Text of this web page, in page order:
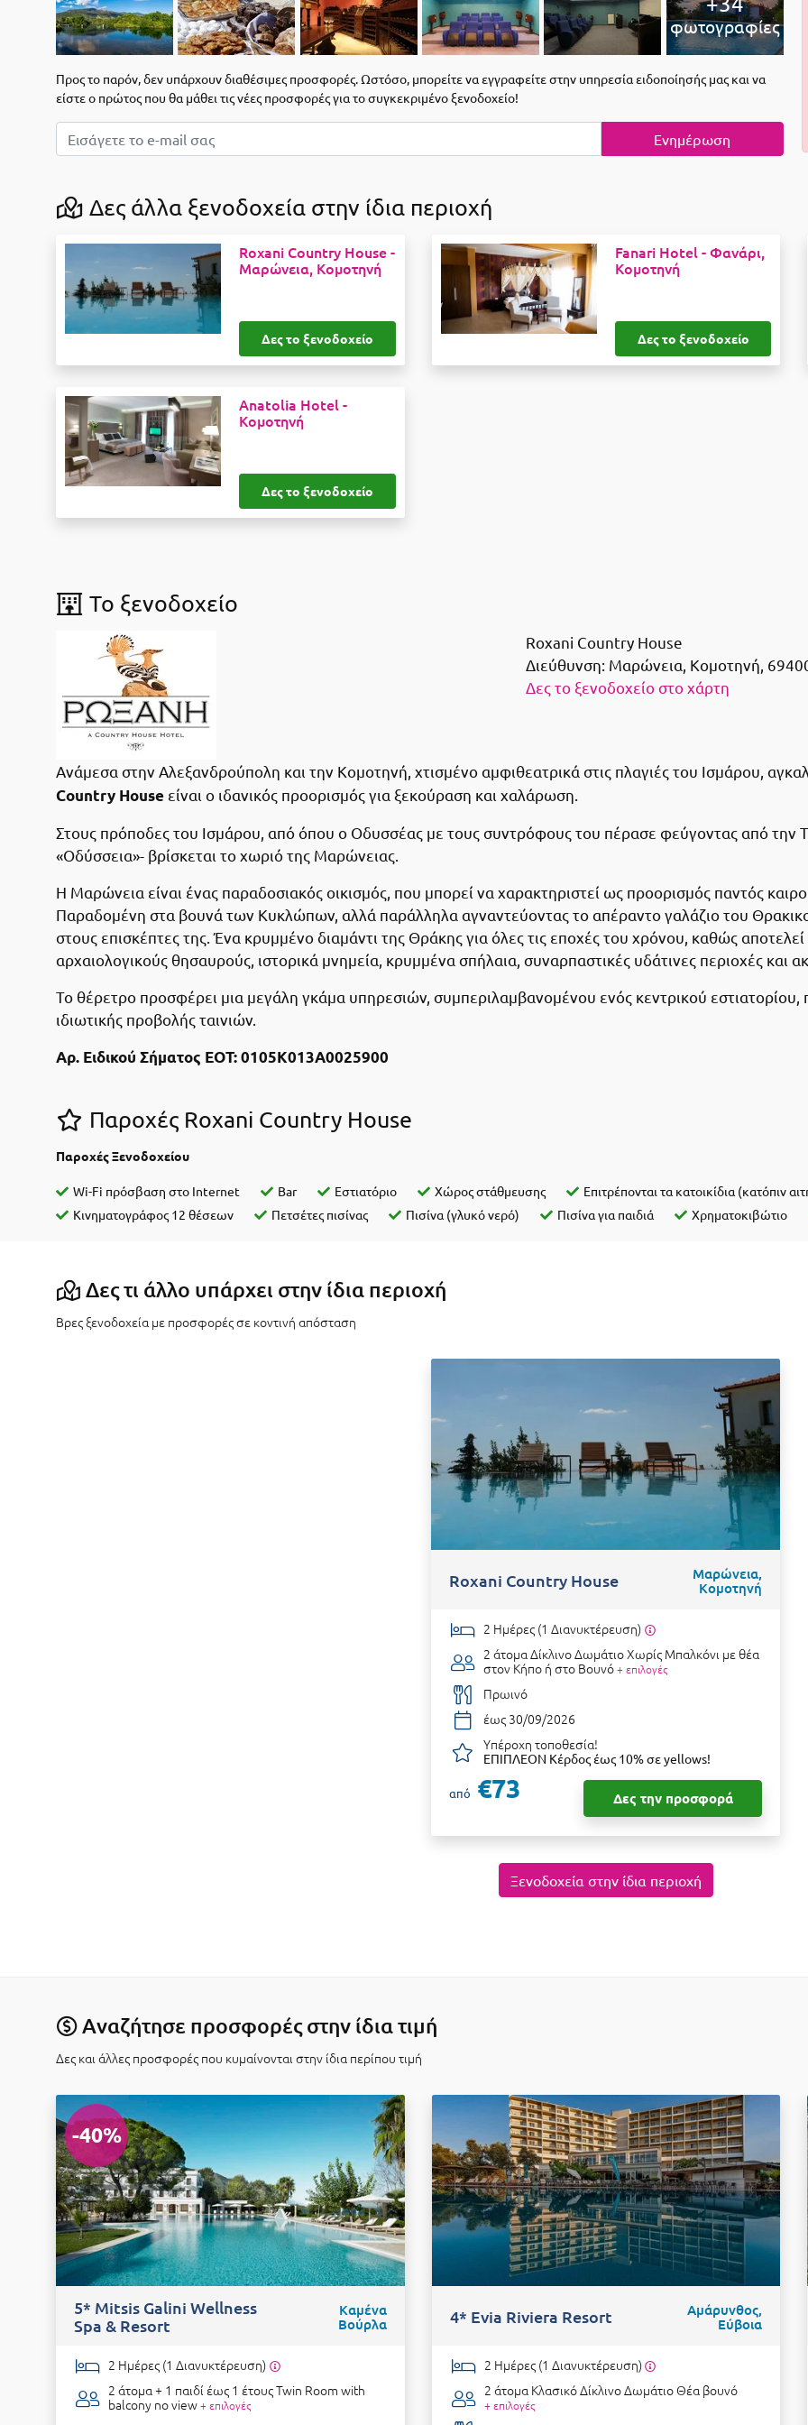
φωτογραφίες
Προς το παρόν, δεν υπάρχουν διαθέσιμες προσφορές. Ωστόσο, μπορείτε να εγγραφείτε στην υπηρεσία ειδοποίησής μας και να
είστε ο πρώτος που θα μάθει τις νέες προσφορές για το συγκεκριμένο ξενοδοχείο!
Ενημέρωση
Δες άλλα ξενοδοχεία στην ίδια περιοχή
Roxani Country House -
Μαρώνεια, Κομοτηνή
Δες το ξενοδοχείο
Fanari Hotel -Φανάρι,
Κομοτηνή
Δες το ξενοδοχείο
Αnatolia Hotel -
Κομοτηνή
Δες το ξενοδοχείο
To ξενοδοχείο
Roxani Country House
Διεύθυνση: Μαρώνεια, Κομοτηνή,
Δες το ξενοδοχείο στο χάρτη
Ανάμεσα στην Αλεξανδρούπολη και την Κομοτηνή, χτισμένο αμφιθεατρικά στις πλαγιές του Ισμάρου,
Country House είναι ο ιδανικός προορισμός για ξεκούραση και χαλάρωση.
Στους πρόποδες του Ισμάρου, από όπου ο Οδυσσέας με τους συντρόφους του πέρασε φεύγοντας από την
«Οδύσσεια»- βρίσκεται το χωριό της Μαρώνειας.
Η Μαρώνεια είναι ένας παραδοσιακός οικισμός, που μπορεί να χαρακτηριστεί ως προορισμός παντός
Παραδομένη στα βουνά των Κυκλώπων, αλλά παράλληλα αγναντεύοντας το απέραντο γαλάζιο του
στους επισκέπτες της. Ένα κρυμμένο διαμάντι της Θράκης για όλες τις εποχές του χρόνου, καθώς
αρχαιολογικούς θησαυρούς, ιστορικά μνημεία, κρυμμένα σπήλαια, συναρπαστικές υδάτινες περιοχές και
Το θέρετρο προσφέρει μια μεγάλη γκάμα υπηρεσιών, συμπεριλαμβανομένου ενός κεντρικού εστιατορίου,
ιδιωτικής προβολής ταινιών.
Αρ. Ειδικού Σήματος ΕΟΤ: 0105Κ013Α0025900
Παροχές Roxani Country House
Παροχές Ξενοδοχείου
Wi-Fi πρόσβαση στο Internet Bar Εστιατόριο Χώρος στάθμευσης Επιτρέπονται τα κατοικίδια (κατόπιν
Κινηματογράφος 12 θέσεων
Πετσέτες πισίνας Πισίνα (γλυκό νερό) Πισίνα για παιδιά Χρηματοκιβώτιο
Δες τι άλλο υπάρχει στην ίδια περιοχή
Βρες ξενοδοχεία με προσφορές σε κοντινή απόσταση
Roxani Country House
Μαρώνεια,
Κομοτηνή
2 Ημέρες (1 Διανυκτέρευση)
2 άτομαΔίκλινο Δωμάτιο Χωρίς Μπαλκόνι με θέα
στον Κήπο ή στο Βουνό+ επιλογές
Πρωινό
έως 30/09/2026
Υπέροχη τοποθεσία!
ΕΠΙΠΛΕΟΝ Κέρδος έως 10% σε yellows!
από €73 Δες την προσφορά
Ξενοδοχεία στην ίδια περιοχή
Αναζήτησε προσφορές στην ίδια τιμή
Δες και άλλες προσφορές που κυμαίνονται στην ίδια περίπου τιμή
-40%
5* Mitsis Galini Wellness
Spa & Resort
Καμένα
Βούρλα
2 Ημέρες (1 Διανυκτέρευση)
2 άτομα + 1 παιδί έως 1 έτουςTwin Room with
balcony no view+ επιλογές
4* Evia Riviera Resort
Αμάρυνθος,
Εύβοια
2 Ημέρες (1 Διανυκτέρευση)
2 άτομα Κλασικό Δίκλινο Δωμάτιο Θέα βουνό
+ επιλογές